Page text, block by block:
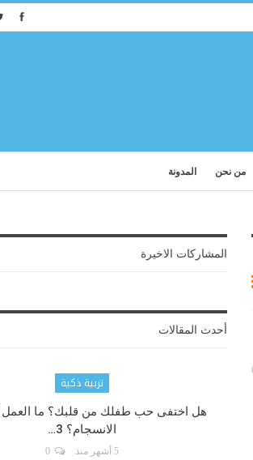
من نحن المدونة
المشاركات الاخيرة
أحدث المقالات
تربية ذكية
هل اختفى حب طفلك من قلبك؟ ما العمل
الانسجام؟ 3…
5 أشهر منذ